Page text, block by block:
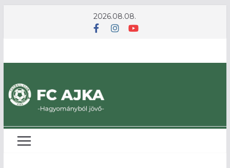
2026.08.08.